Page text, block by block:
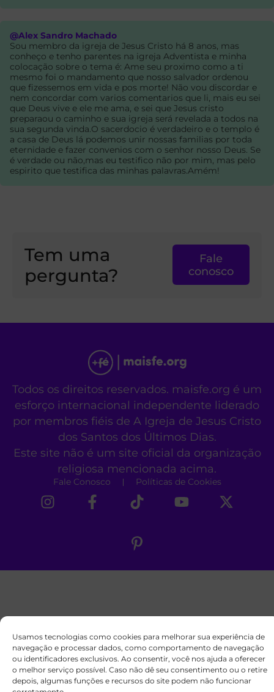
Usamos tecnologias como cookies para melhorar sua experiência de
navegação e processar dados, como comportamento de navegação
ou identificadores exclusivos. Ao consentir, você nos ajuda a oferecer
o melhor serviço possível. Caso não dê seu consentimento ou o retire
depois, algumas funções e recursos do site podem não funcionar
@Alex Sandro Machado
Sou membro da igreja de Jesus Cristo há 8 anos, mas
conheço e tenho parentes na igreja Adventista e minha
colocação sobre o tema é: Ame seu proximo como a ti
mesmo foi o mandamento que nosso salvador ordenou
que fizessemos em vida e pos morte! Não vou discordar e
nem concordar com varios comentarios que li, mais eu sei
que Deus vive e ele me ama, e sei que Jesus cristo
preparaou o caminho e sua igreja será revelada a todos na
sua segunda vinda.O sacerdocio é verdadeiro e o templo é
a casa de Deus lá podemos unir nossas familias por toda
eternidade e fazer convenios com o senhor nosso Deus. Se
é verdade ou não,mas eu testifico não por mim, mas pelo
espirito que testifica das minhas palavras.Amém!
Tem uma
pergunta?
Fale
conosco
Todos os direitos reservados. maisfe.org é um
esforço internacional independente liderado
por membros fiéis de A Igreja de Jesus Cristo
dos Santos dos Últimos Dias.
Este site não é um site oficial da organização
religiosa mencionada acima.
Fale Conosco Políticas de Cookies